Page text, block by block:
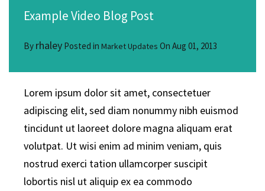
Example Video Blog Post
By rhaley Posted in Market Updates On Aug 01, 2013
Lorem ipsum dolor sit amet, consectetuer
adipiscing elit, sed diam nonummy nibh euismod
tincidunt ut laoreet dolore magna aliquam erat
volutpat. Ut wisi enim ad minim veniam, quis
nostrud exerci tation ullamcorper suscipit
lobortis nisl ut aliquip ex ea commodo